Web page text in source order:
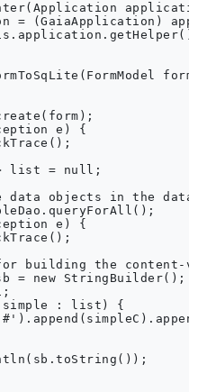
= (GaiaApplication)
form)
e) {
list = null;
objects in the
e) {
building the content-
= new StringBuilder();
: list) {